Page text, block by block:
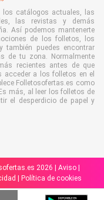
los catálogos actuales, las
las revistas y demás
Así podemos mantenerte
de los folletos, los
puedes encontrar
de tu zona. Normalmente
recientes antes de que
acceder a los folletos en el
Folletosofertas.es como
más, al leer los folletos de
el desperdicio de papel y
2026 | Aviso|
Política de cookies